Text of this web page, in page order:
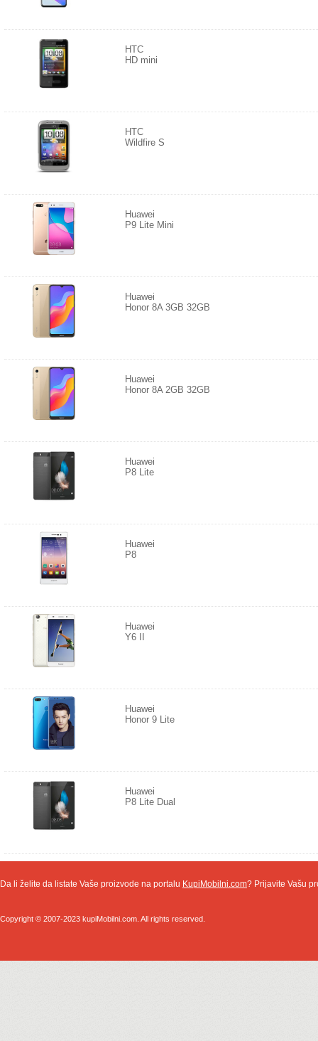
HTC
HD mini
HTC
Wildfire S
Huawei
P9 Lite Mini
Huawei
Honor 8A 3GB 32GB
Huawei
Honor 8A 2GB 32GB
Huawei
P8 Lite
Huawei
P8
Huawei
Y6 II
Huawei
Honor 9 Lite
Huawei
P8 Lite Dual
Da li želite da listate Vaše proizvode na portalu KupiMobilni.com? Prijavite Vašu
Copyright © 2007-2023 kupiMobilni.com. All rights reserved.